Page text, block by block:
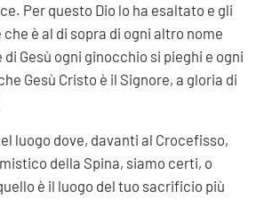
Per questo Dio lo ha esaltato e gli
è al di sopra di ogni altro nome
Gesù ogni ginocchio si pieghi e ogni
Gesù Cristo è il Signore, a gloria di
luogo dove, davanti al Crocefisso,
della Spina, siamo certi, o
è il luogo del tuo sacrificio più